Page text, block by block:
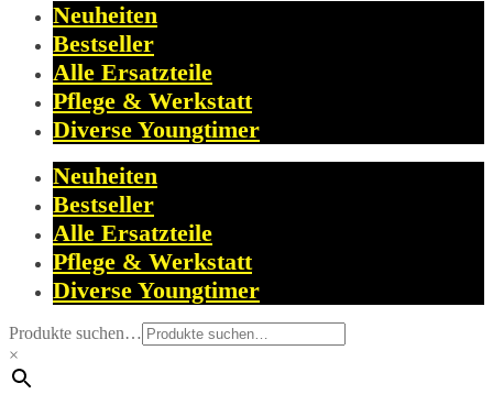
Neuheiten
Bestseller
Alle Ersatzteile
Pflege & Werkstatt
Diverse Youngtimer
Neuheiten
Bestseller
Alle Ersatzteile
Pflege & Werkstatt
Diverse Youngtimer
Produkte suchen…
×